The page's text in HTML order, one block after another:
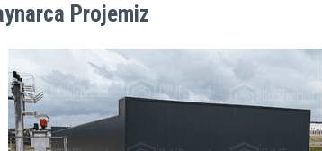
Projemiz